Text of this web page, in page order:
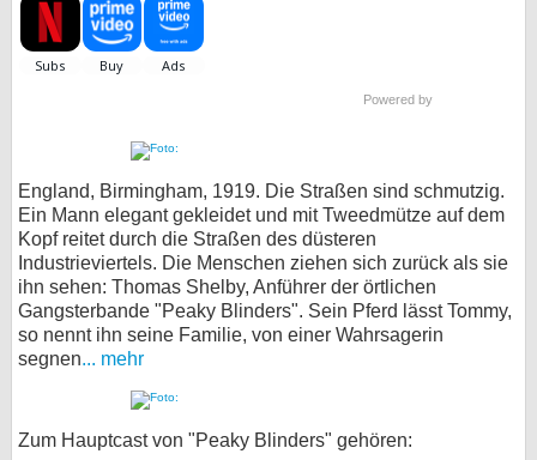
Powered by
England, Birmingham, 1919. Die Straßen sind schmutzig.
Ein Mann elegant gekleidet und mit Tweedmütze auf dem
Kopf reitet durch die Straßen des düsteren
Industrieviertels. Die Menschen ziehen sich zurück als sie
ihn sehen: Thomas Shelby, Anführer der örtlichen
Gangsterbande "Peaky Blinders". Sein Pferd lässt Tommy,
so nennt ihn seine Familie, von einer Wahrsagerin
segnen... mehr
Zum Hauptcast von "Peaky Blinders" gehören: